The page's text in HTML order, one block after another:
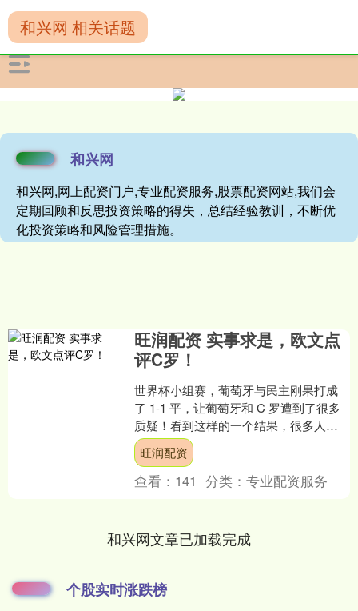
和兴网
和兴网,网上配资门户,专业配资服务,股票配资网站,我们会
定期回顾和反思投资策略的得失，总结经验教训，不断优
化投资策略和风险管理措施。
和兴网 相关话题
旺润配资 实事求是，欧文点
评C罗！
世界杯小组赛，葡萄牙与民主刚果打成
了 1-1 平，让葡萄牙和 C 罗遭到了很多
质疑！看到这样的一个结果，很多人认
为这样的葡萄牙还能够夺冠吗？这样的
C 罗，还应....
旺润配资
查看： 141 分类：专业配资服务
和兴网文章已加载完成
个股实时涨跌榜